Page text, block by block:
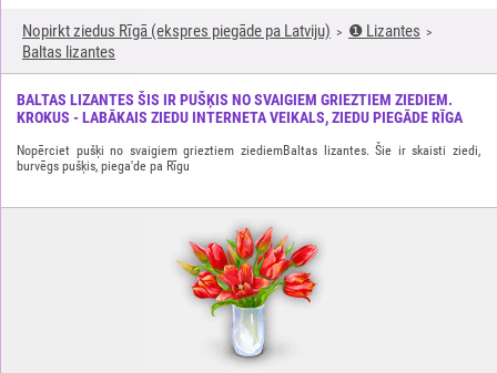
Nopirkt ziedus Rīgā (ekspres piegāde pa Latviju)
❶ Lizantes
Baltas lizantes
BALTAS LIZANTES ŠIS IR PUŠĶIS NO SVAIGIEM GRIEZTIEM ZIEDIEM.
KROKUS - LABĀKAIS ZIEDU INTERNETA VEIKALS, ZIEDU PIEGĀDE RĪGA
Nopērciet pušķi no svaigiem grieztiem ziediemBaltas lizantes. Šie ir skaisti ziedi,
burvēgs pušķis, piega'de pa Rīgu